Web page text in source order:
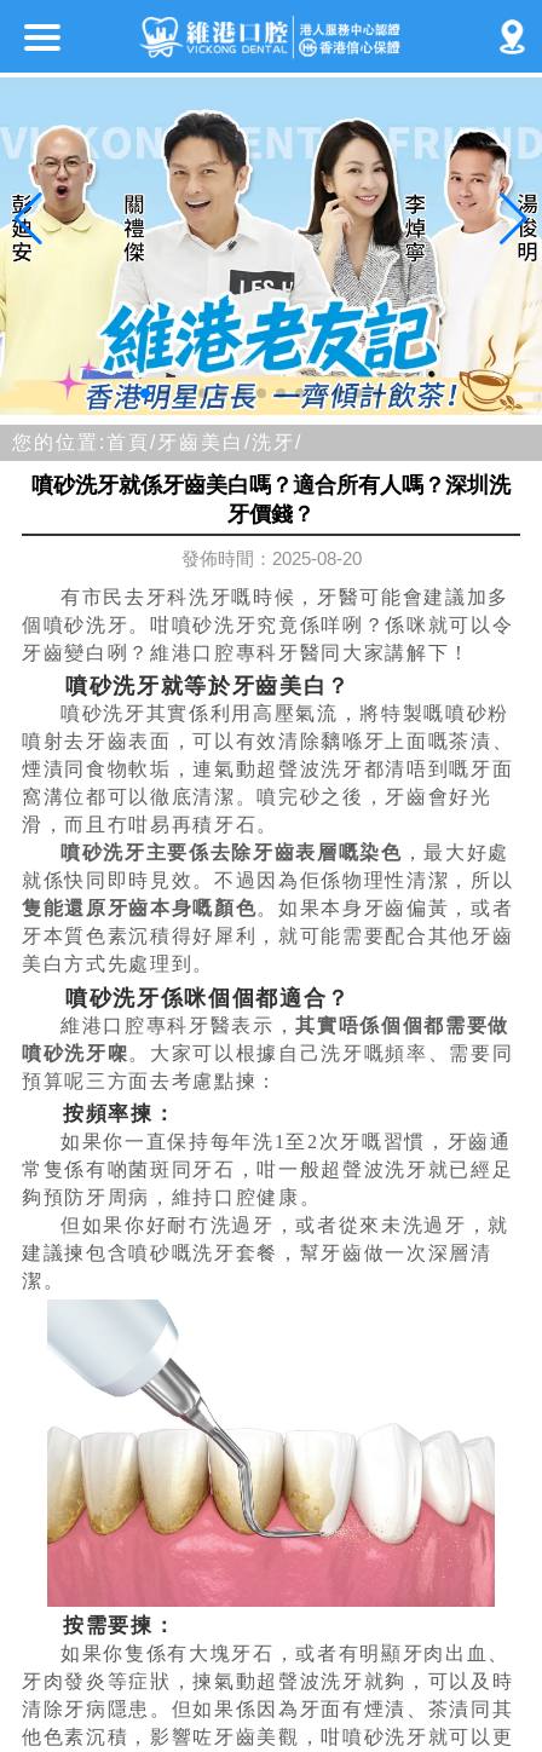
您的位置:首頁/ 牙齒美白/洗牙/
噴砂洗牙就係牙齒美白嗎？適合所有人嗎？深圳洗
牙價錢？
發佈時間：2025-08-20
有市民去牙科洗牙嘅時候，牙醫可能會建議加多
個噴砂洗牙。咁噴砂洗牙究竟係咩咧？係咪就可以令
牙齒變白咧？維港口腔專科牙醫同大家講解下！
噴砂洗牙就等於牙齒美白？
噴砂洗牙其實係利用高壓氣流，將特製嘅噴砂粉
噴射去牙齒表面，可以有效清除黐喺牙上面嘅茶漬、
煙漬同食物軟垢，連氣動超聲波洗牙都清唔到嘅牙面
窩溝位都可以徹底清潔。噴完砂之後，牙齒會好光
滑，而且冇咁易再積牙石。
噴砂洗牙主要係去除牙齒表層嘅染色 ，最大好處
就係快同即時見效。不過因為佢係物理性清潔，所以
隻能還原牙齒本身嘅顏色。如果本身牙齒偏黃，或者
牙本質色素沉積得好犀利，就可能需要配合其他牙齒
美白方式先處理到。
噴砂洗牙係咪個個都適合？
維港口腔專科牙醫表示，其實唔係個個都需要做
噴砂洗牙㗎。大家可以根據自己洗牙嘅頻率、需要同
預算呢三方面去考慮點揀：
按頻率揀：
如果你一直保持每年洗1至2次牙嘅習慣，牙齒通
常隻係有啲菌斑同牙石，咁一般超聲波洗牙就已經足
夠預防牙周病，維持口腔健康。
但如果你好耐冇洗過牙，或者從來未洗過牙，就
建議揀包含噴砂嘅洗牙套餐，幫牙齒做一次深層清
潔。
按需要揀：
如果你隻係有大塊牙石，或者有明顯牙肉出血、
牙肉發炎等症狀，揀氣動超聲波洗牙就夠，可以及時
清除牙病隱患。但如果係因為牙面有煙漬、茶漬同其
他色素沉積，影響咗牙齒美觀，咁噴砂洗牙就可以更